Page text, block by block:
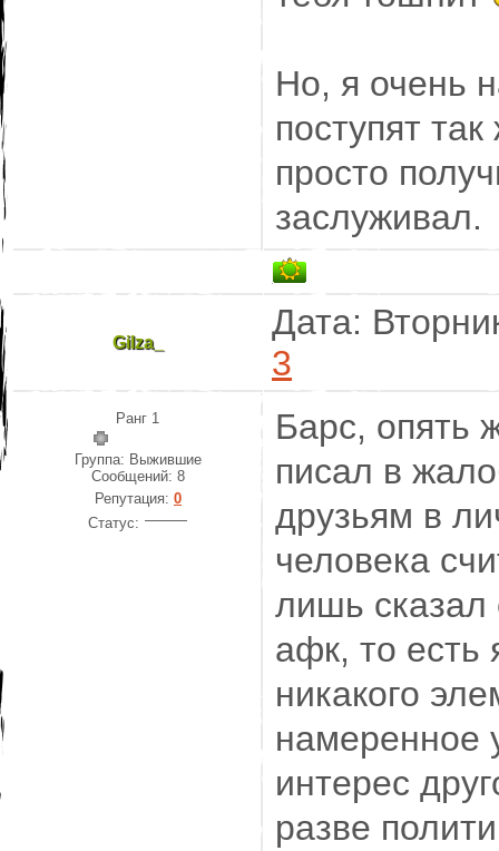
Но, я очень
поступят
просто
заслуживал.
Gilza_
Дата:
3
Ранг 1
Группа: Выжившие
Сообщений: 8
Репутация: 0
Статус:
Барс, опять
писал в
друзьям в
человека
лишь сказал
афк, то есть
никакого
намеренное
интерес
разве